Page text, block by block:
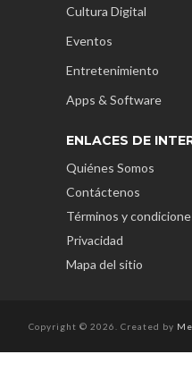
Cultura Digital
Eventos
Entretenimiento
Apps & Software
ENLACES DE
Quiénes Somos
Contáctenos
Términos y
Privacidad
Mapa del sitio
Copyright © 2026. Created by